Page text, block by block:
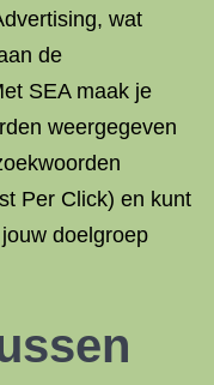
wat
de
SEA maak je
weergegeven
Per Click) en kunt
doelgroep